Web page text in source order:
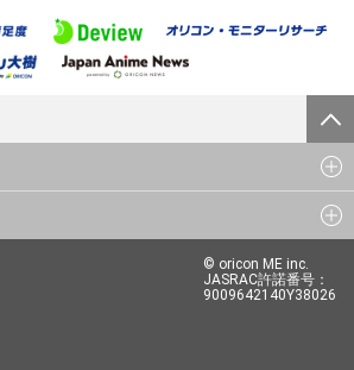
© oricon ME inc.
JASRAC許諾番号：
9009642140Y38026